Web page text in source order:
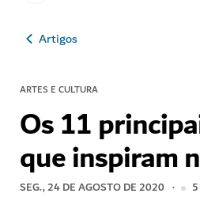
Artigos
ARTES E CULTURA
Os 11
que inspiram
SEG., 24 DE AGOSTO DE 2020 5